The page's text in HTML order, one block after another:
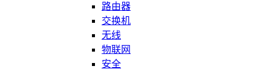
路由器
交换机
无线
物联网
安全